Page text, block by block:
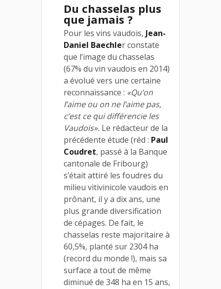
Du chasselas plus
que jamais ?
Pour les vins vaudois, Jean-
Daniel Baechler constate
que l’image du chasselas
(67% du vin vaudois en 2014)
a évolué vers une certaine
reconnaissance : «Qu’on
l’aime ou on ne l’aime pas,
c’est ce qui différencie les
Vaudois». Le rédacteur de la
précédente étude (réd : Paul
Coudret, passé à la Banque
cantonale de Fribourg)
s’était attiré les foudres du
milieu vitivinicole vaudois en
prônant, il y a dix ans, une
plus grande diversification
de cépages. De fait, le
chasselas reste majoritaire à
60,5%, planté sur 2304 ha
(record du monde !), mais sa
surface a tout de même
diminué de 348 ha en 15 ans,